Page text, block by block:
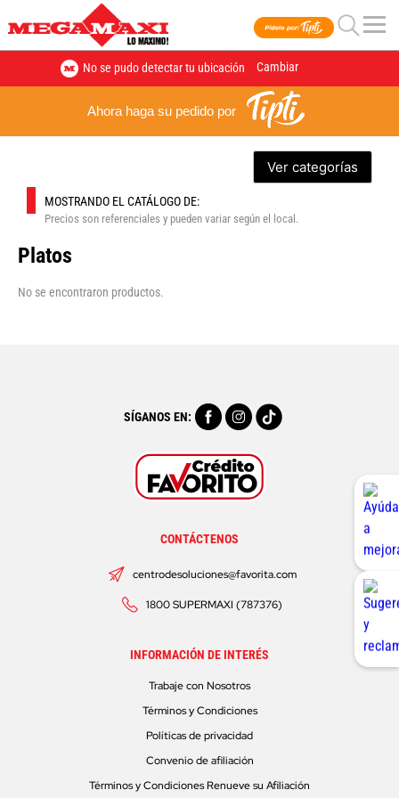
No se pudo detectar tu ubicación Cambiar
Ahora haga su pedido por
Ver categorías
MOSTRANDO EL CATÁLOGO DE:
Precios son referenciales y pueden variar según el local.
Platos
No se encontraron productos.
SÍGANOS EN:
CONTÁCTENOS
centrodesoluciones@favorita.com
1800 SUPERMAXI (787376)
INFORMACIÓN DE INTERÉS
Trabaje con Nosotros
Términos y Condiciones
Políticas de privacidad
Convenio de afiliación
Términos y Condiciones Renueve su Afiliación